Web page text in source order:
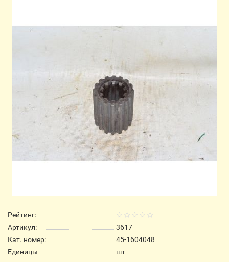
Рейтинг:
Артикул:
3617
Кат. номер:
45-1604048
Единицы
шт